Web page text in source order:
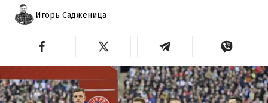
Игорь Садженица